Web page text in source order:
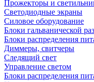
Прожекторы и
Светодиодные экраны
Силовое оборудование
Блоки гальванической
Блоки распределения
Диммеры, свитчеры
Следящий свет
Управление светом
Блоки распределения